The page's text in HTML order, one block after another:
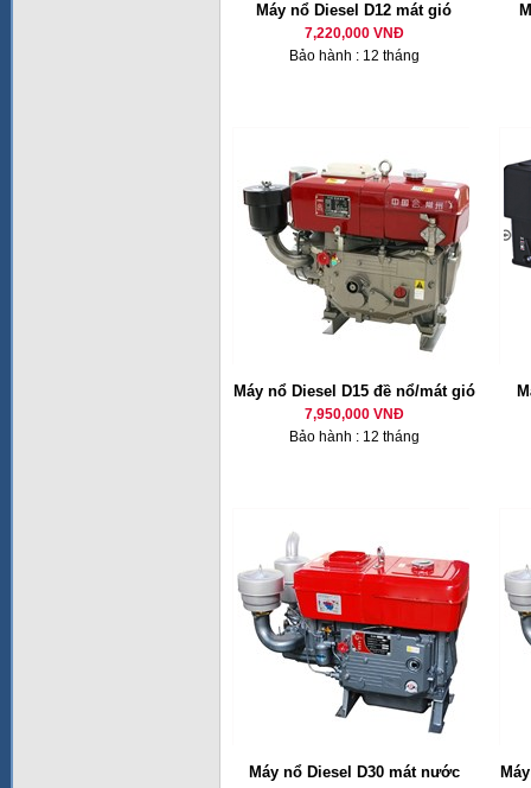
Máy nổ Diesel D12 mát gió
7,220,000 VNĐ
Bảo hành : 12 tháng
Máy nổ Diesel D15 đề nổ/mát gió
7,950,000 VNĐ
Bảo hành : 12 tháng
Máy nổ Diesel D30 mát nước